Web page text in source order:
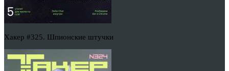
Хакер #325. Шпионские штучки